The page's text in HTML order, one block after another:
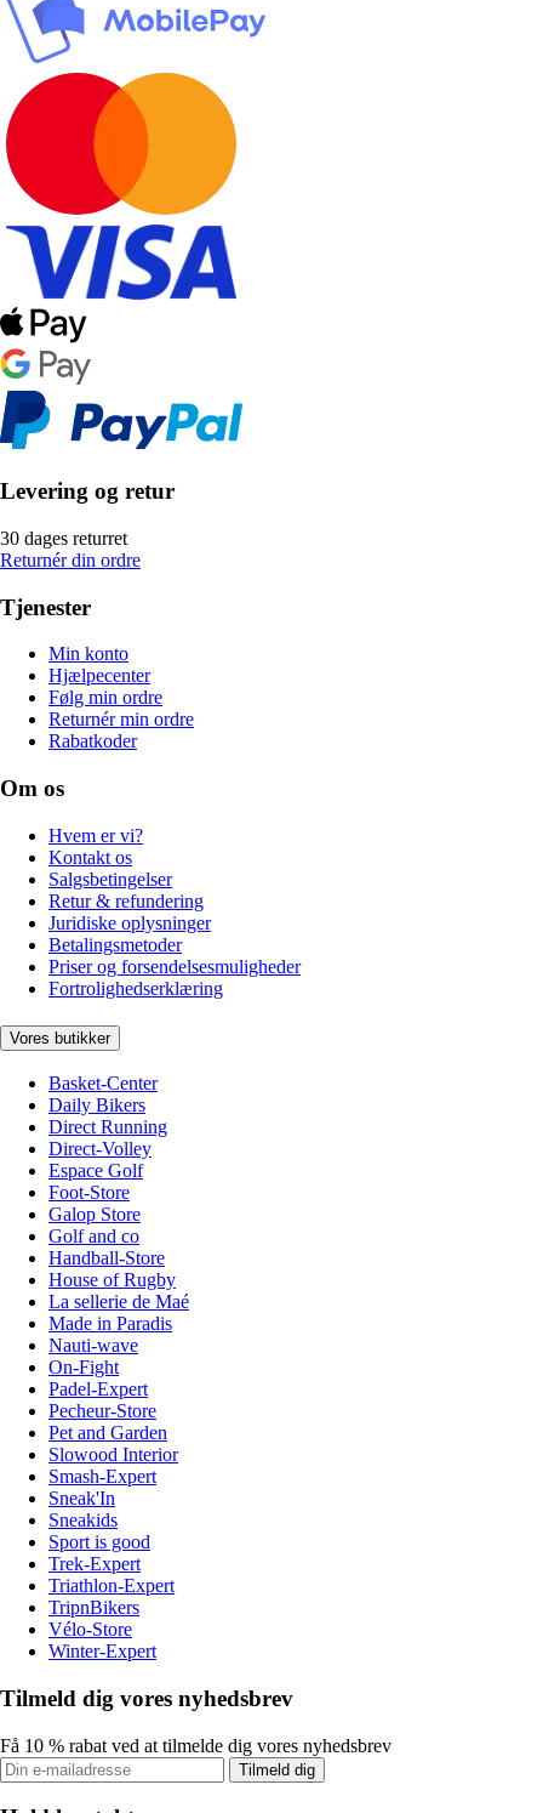
Levering og retur
30 dages returret
Returnér din ordre
Tjenester
Min konto
Hjælpecenter
Følg min ordre
Returnér min ordre
Rabatkoder
Om os
Hvem er vi?
Kontakt os
Salgsbetingelser
Retur & refundering
Juridiske oplysninger
Betalingsmetoder
Priser og forsendelsesmuligheder
Fortrolighedserklæring
Vores butikker
Basket-Center
Daily Bikers
Direct Running
Direct-Volley
Espace Golf
Foot-Store
Galop Store
Golf and co
Handball-Store
House of Rugby
La sellerie de Maé
Made in Paradis
Nauti-wave
On-Fight
Padel-Expert
Pecheur-Store
Pet and Garden
Slowood Interior
Smash-Expert
Sneak'In
Sneakids
Sport is good
Trek-Expert
Triathlon-Expert
TripnBikers
Vélo-Store
Winter-Expert
Tilmeld dig vores nyhedsbrev
Få 10 % rabat ved at tilmelde dig vores nyhedsbrev
Tilmeld dig